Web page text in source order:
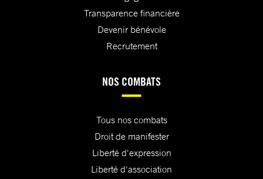
Transparence financière
Devenir bénévole
Recrutement
NOS COMBATS
Tous nos combats
Droit de manifester
Liberté d'expression
Liberté d'association